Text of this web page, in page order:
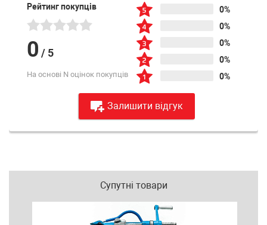
Рейтинг покупців
0 / 5
На основі N оцінок покупців
0%
0%
0%
0%
0%
Залишити відгук
Супутні товари